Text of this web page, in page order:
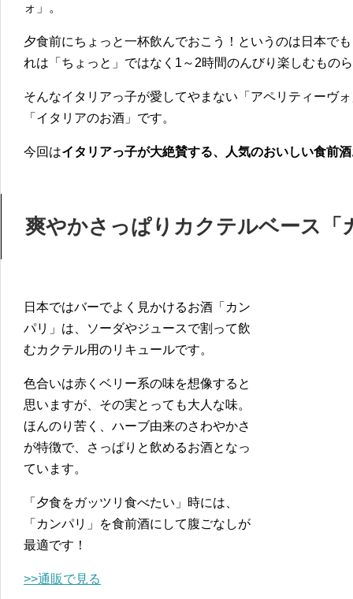
ォ」。
夕食前にちょっと一杯飲んでおこう！というのは日本で
れは「ちょっと」ではなく1～2時間のんびり楽しむもの
そんなイタリアっ子が愛してやまない「アペリティーヴ
「イタリアのお酒」です。
今回はイタリアっ子が大絶賛する、人気のおいしい食前
爽やかさっぱりカクテルベース「
日本ではバーでよく見かけるお酒「カン
パリ」は、ソーダやジュースで割って飲
むカクテル用のリキュールです。
色合いは赤くベリー系の味を想像すると
思いますが、その実とっても大人な味。
ほんのり苦く、ハーブ由来のさわやかさ
が特徴で、さっぱりと飲めるお酒となっ
ています。
「夕食をガッツリ食べたい」時には、
「カンパリ」を食前酒にして腹ごなしが
最適です！
>>通販で見る